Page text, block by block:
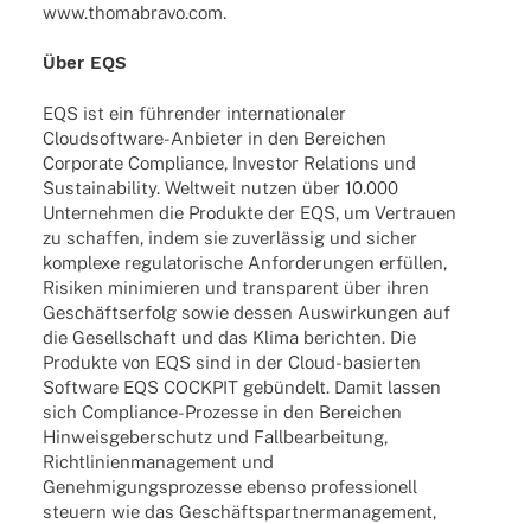
www.thomabravo.com.
Über EQS
EQS ist ein führen­der inter­na­tio­na­ler
Clou­d­­sof­t­­ware-Anbie­­ter in den Berei­chen
Corpo­rate Compli­ance, Inves­tor Rela­ti­ons und
Sustaina­bi­lity. Welt­weit nutzen über 10.000
Unter­neh­men die Produkte der EQS, um Vertrauen
zu schaf­fen, indem sie zuver­läs­sig und sicher
komplexe regu­la­to­ri­sche Anfor­de­run­gen erfül­len,
Risi­ken mini­mie­ren und trans­pa­rent über ihren
Geschäfts­er­folg sowie dessen Auswir­kun­gen auf
die Gesell­schaft und das Klima berich­ten. Die
Produkte von EQS sind in der Cloud-basier­­ten
Soft­ware EQS COCKPIT gebün­delt. Damit lassen
sich Compli­­ance-Prozesse in den Berei­chen
Hinweis­ge­ber­schutz und Fall­be­ar­bei­tung,
Richt­li­ni­en­ma­nage­ment und
Geneh­mi­gungs­pro­zesse ebenso profes­sio­nell
steu­ern wie das Geschäfts­part­ner­ma­nage­ment,